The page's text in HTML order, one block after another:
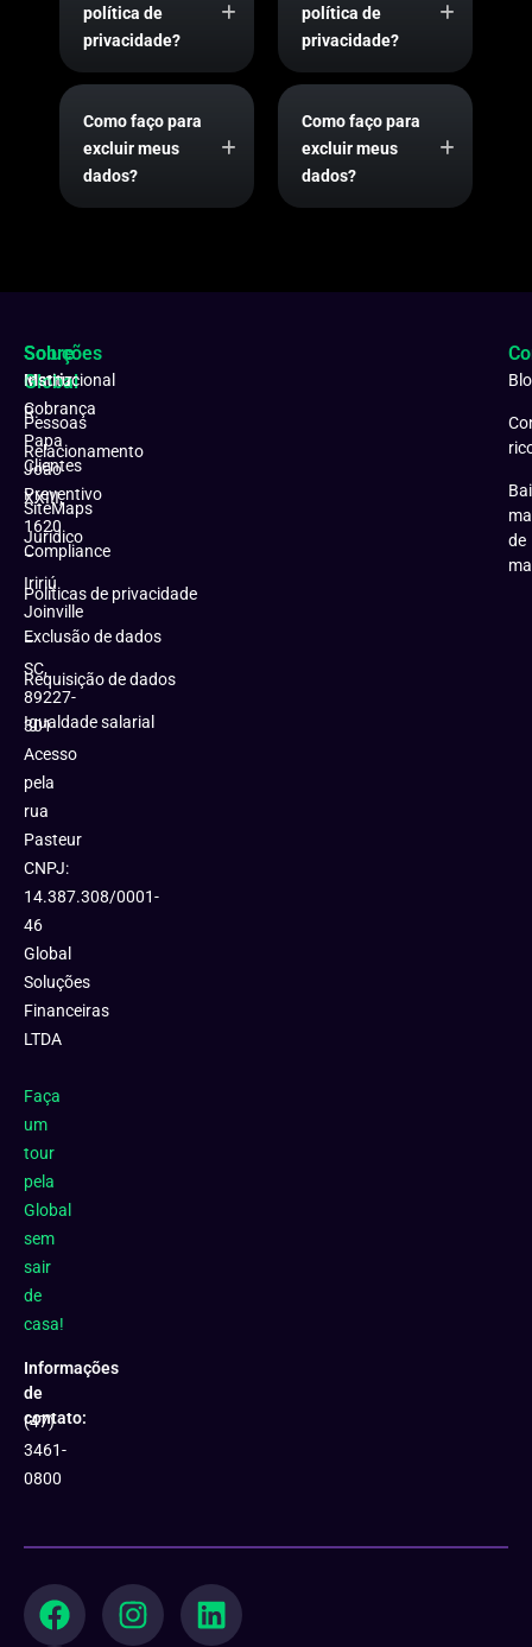
política de
privacidade?
Como faço para
excluir meus
dados?
política de
privacidade?
Como faço para
excluir meus
dados?
Matriz:
R.
Papa
João
XXIII,
1620
–
Iririú
Joinville
–
SC,
89227-
301
Acesso
pela
rua
Pasteur
CNPJ:
14.387.308/0001-
46
Global
Soluções
Financeiras
LTDA
Faça
um
tour
pela
Global
sem
sair
de
casa!
Informações
de
contato:
(47)
3461-
0800
Soluções
Global
Cobrança
Relacionamento
Preventivo
Jurídico
Sobre
Institucional
Pessoas
Clientes
SiteMaps
Compliance
Políticas de privacidade
Exclusão de dados
Requisição de dados
Igualdade salarial
de
F
a
I
n
L
i
Y
o